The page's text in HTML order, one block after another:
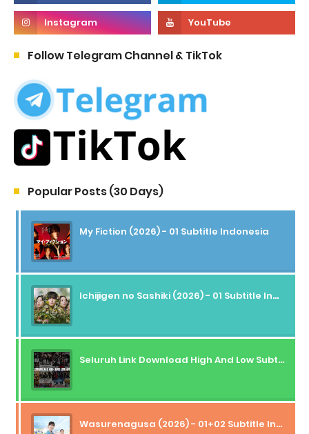
Follow Telegram Channel & TikTok
Popular Posts (30 Days)
My Fiction (2026) - 01 Subtitle Indonesia
Ichijigen no Sashiki (2026) - 01 Subtitle Indonesia
Seluruh Link Download High And Low Subtitle Indonesia
Wasurenagusa (2026) - 01+02 Subtitle Indonesia